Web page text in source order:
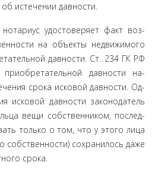
истечении давности.
удостоверяет факт воз­
на объекты недвижимого
давности. Ст. 234 ГК РФ
давности на­
срока исковой давности. Од­
исковой давности законодатель
вещи собственником, послед­
только о том, что у этого лица
собственности) сохранилось даже
срока.